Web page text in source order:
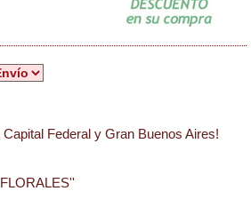
Federal y Gran Buenos Aires!